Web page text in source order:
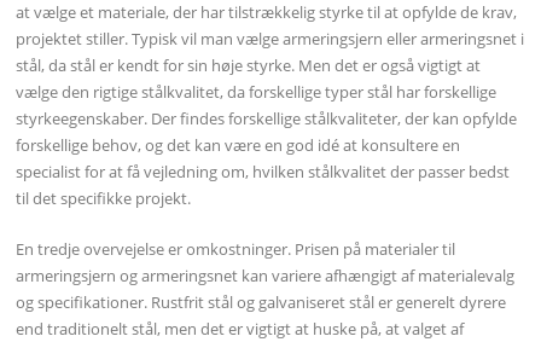
at vælge et materiale, der har tilstrækkelig styrke til at opfylde de krav,
projektet stiller. Typisk vil man vælge armeringsjern eller armeringsnet i
stål, da stål er kendt for sin høje styrke. Men det er også vigtigt at
vælge den rigtige stålkvalitet, da forskellige typer stål har forskellige
styrkeegenskaber. Der findes forskellige stålkvaliteter, der kan opfylde
forskellige behov, og det kan være en god idé at konsultere en
specialist for at få vejledning om, hvilken stålkvalitet der passer bedst
til det specifikke projekt.
En tredje overvejelse er omkostninger. Prisen på materialer til
armeringsjern og armeringsnet kan variere afhængigt af materialevalg
og specifikationer. Rustfrit stål og galvaniseret stål er generelt dyrere
end traditionelt stål, men det er vigtigt at huske på, at valget af